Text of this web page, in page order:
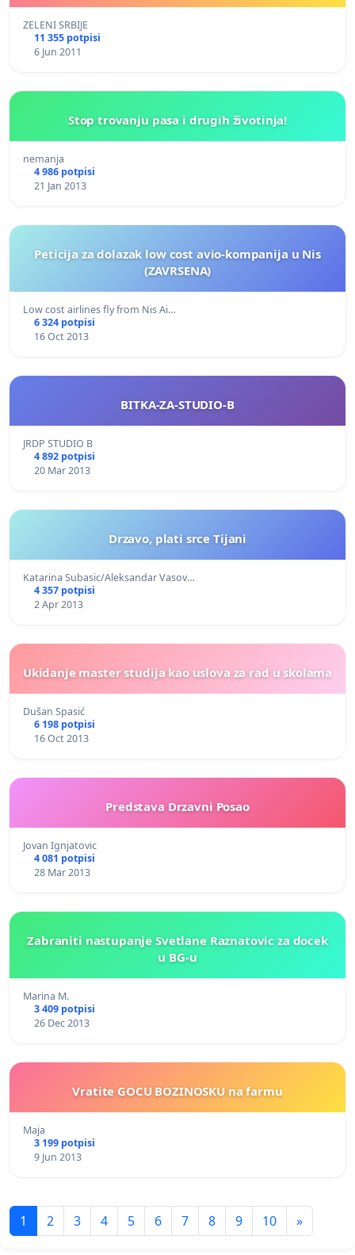
ZELENI SRBIJE
11 355 potpisi
6 Jun 2011
Stop trovanju pasa i drugih životinja!
nemanja
4 986 potpisi
21 Jan 2013
Peticija za dolazak low cost avio-kompanija u Nis
(ZAVRSENA)
Low cost airlines fly from Nis Ai…
6 324 potpisi
16 Oct 2013
BITKA-ZA-STUDIO-B
JRDP STUDIO B
4 892 potpisi
20 Mar 2013
Drzavo, plati srce Tijani
Katarina Subasic/Aleksandar Vasov…
4 357 potpisi
2 Apr 2013
Ukidanje master studija kao uslova za rad u skolama
Dušan Spasić
6 198 potpisi
16 Oct 2013
Predstava Drzavni Posao
Jovan Ignjatovic
4 081 potpisi
28 Mar 2013
Zabraniti nastupanje Svetlane Raznatovic za docek
u BG-u
Marina M.
3 409 potpisi
26 Dec 2013
Vratite GOCU BOZINOSKU na farmu
Maja
3 199 potpisi
9 Jun 2013
1 2 3 4 5 6 7 8 9 10 »